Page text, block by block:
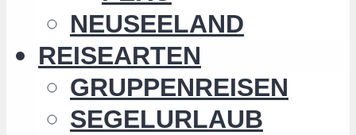
NEUSEELAND
REISEARTEN
GRUPPENREISEN
SEGELURLAUB